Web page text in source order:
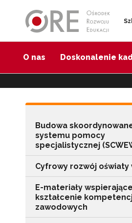
O nas Doskonalenie
Budowa
systemu pomocy
specjalistycznej
Cyfrowy rozwój oświaty
E-materiały wspierające
kształcenie
zawodowych